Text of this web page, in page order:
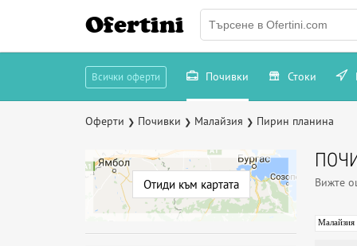
Ofertini
Всички оферти Почивки Стоки
Оферти ❯ Почивки ❯ Малайзия ❯ Пирин планина
Отиди към картата Вижте
Малайзия